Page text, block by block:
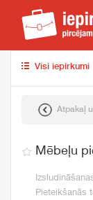
Visi iepirkumi
Atpakaļ
Mēbeļu
Pieteikšanās